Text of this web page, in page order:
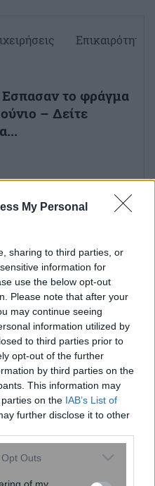
My Personal
sharing to third parties, or
information for
use the below opt-out
Please note that after your
may continue seeing
information utilized by
to third parties prior to
opt-out of the further
by third parties on the
This information may
on the IAB’s List of
further disclose it to other
uses one or more Google
Outs
Επικαιρότητα
Εσπασαν το φράγμα
– Δείτε
κυβέρνησης για
με την
Σε ποια
επαρκές το...